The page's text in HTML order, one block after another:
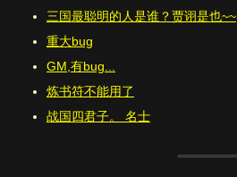
三国最聪明的人是谁？贾诩是也~~
重大bug
GM,有bug...
炼书符不能用了
战国四君子。 名士